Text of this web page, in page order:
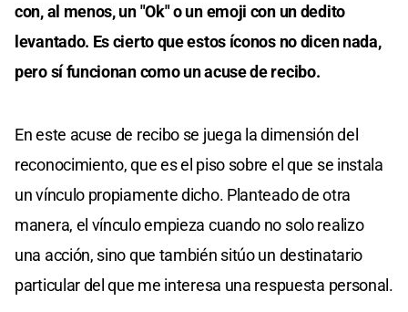
con, al menos, un "Ok" o un emoji con un dedito
levantado. Es cierto que estos íconos no dicen nada,
pero sí funcionan como un acuse de recibo.
En este acuse de recibo se juega la dimensión del
reconocimiento, que es el piso sobre el que se instala
un vínculo propiamente dicho. Planteado de otra
manera, el vínculo empieza cuando no solo realizo
una acción, sino que también sitúo un destinatario
particular del que me interesa una respuesta personal.